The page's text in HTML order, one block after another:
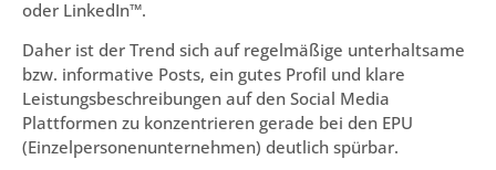
oder LinkedIn™.
Daher ist der Trend sich auf regelmäßige unterhaltsame
bzw. informative Posts, ein gutes Profil und klare
Leistungsbeschreibungen auf den Social Media
Plattformen zu konzentrieren gerade bei den EPU
(Einzelpersonenunternehmen) deutlich spürbar.